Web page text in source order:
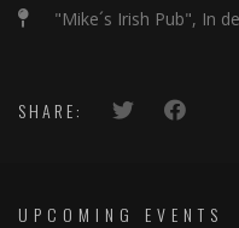
"Mike´s Irish Pub", In
SHARE:
UPCOMING EVENTS